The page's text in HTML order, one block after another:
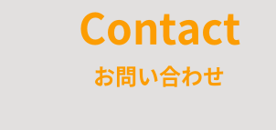
Contact
お問い合わせ